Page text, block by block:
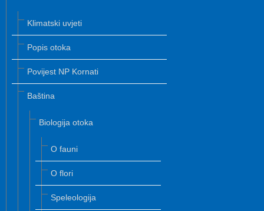
Klimatski uvjeti
Popis otoka
Povijest NP Kornati
Baština
Biologija otoka
O fauni
O flori
Speleologija